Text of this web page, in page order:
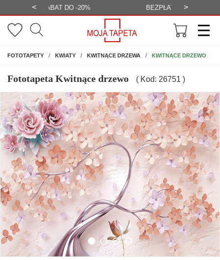
< BEZPŁATNA WIZUALIZACJA >
FOTOTAPETYNA ŚCIANĘ
KWIATY KWITNĄCE DRZEWA KWITNĄCE DRZEWO
Fototapeta Kwitnące drzewo ( Kod: 26751 )